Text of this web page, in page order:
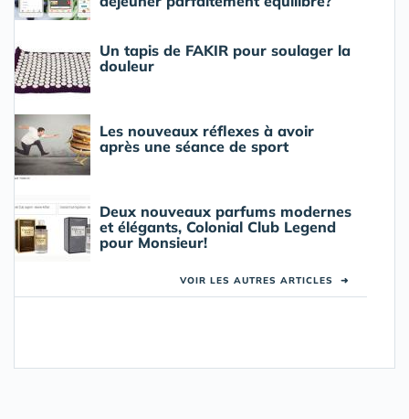
Un tapis de FAKIR pour soulager la
douleur
Les nouveaux réflexes à avoir
après une séance de sport
Deux nouveaux parfums modernes
et élégants, Colonial Club Legend
pour Monsieur!
VOIR LES AUTRES ARTICLES ➜